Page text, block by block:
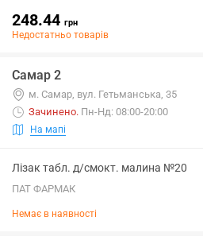
248.44 грн
Недостатньо товарів
Самар 2
м. Самар, вул. Гетьманська, 35
Зачинено. Пн-Нд: 08:00-20:00
На мапі
Лізак табл. д/смокт. малина №20
ПАТ ФАРМАК
Немає в наявності